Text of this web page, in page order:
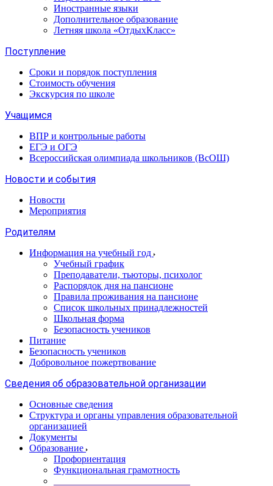
Иностранные языки
Дополнительное образование
Летняя школа «ОтдыхКласс»
Поступление
Сроки и порядок поступления
Стоимость обучения
Экскурсия по школе
Учащимся
ВПР и контрольные работы
ЕГЭ и ОГЭ
Всероссийская олимпиада школьников (ВсОШ)
Новости и события
Новости
Мероприятия
Родителям
Информация на учебный год
Учебный график
Преподаватели, тьюторы, психолог
Распорядок дня на пансионе
Правила проживания на пансионе
Список школьных принадлежностей
Школьная форма
Безопасность учеников
Питание
Безопасность учеников
Добровольное пожертвование
Сведения об образовательной организации
Основные сведения
Структура и органы управления образовательной
организацией
Документы
Образование
Профориентация
Функциональная грамотность